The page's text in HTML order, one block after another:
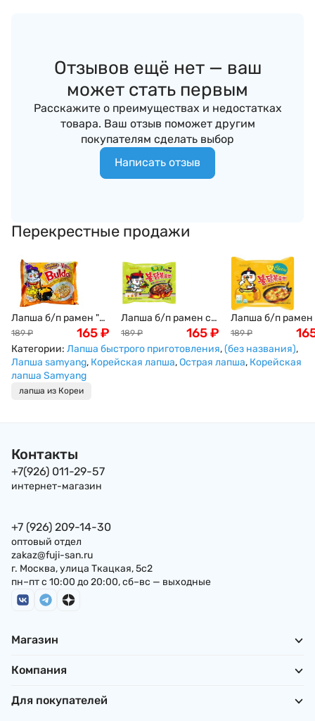
Отзывов ещё нет — ваш
может стать первым
Расскажите о преимуществах и недостатках
товара. Ваш отзыв поможет другим
покупателям сделать выбор
Написать отзыв
Перекрестные продажи
Лапша б/п рамен "4
сыра" с острой
курицей Бульдак
Самянг Buldak
Samyang (для
варки), 145 г, Корея
189 ₽ 165₽
Лапша б/п рамен со
вкусом острой
курицы Бульдак в
соусе чачжанмен
189 ₽ 165₽
Лапша б/п рамен
вкусом острой
курицы и сыра
Бульдак (Buldak
Samyang), 140г
189 ₽
Категории: Лапша быстрого приготовления,(без названия),
Лапша samyang, Корейская лапша,Острая лапша, Корейская
лапша Samyang
лапша из Кореи
Контакты
+7(926) 011-29-57
интернет-магазин
+7 (926) 209-14-30
оптовый отдел
zakaz@fuji-san.ru
г. Москва, улица Ткацкая, 5с2
пн–пт с 10:00 до 20:00, сб–вс — выходные
Магазин
Компания
Для покупателей